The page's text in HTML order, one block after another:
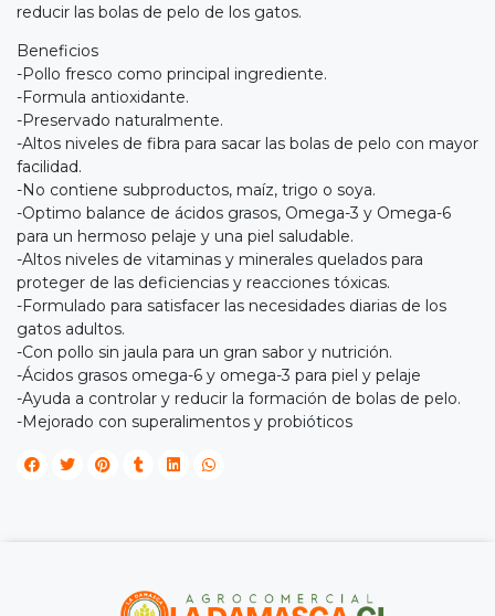
correo
por
JUGAR
reducir las bolas de pelo de los gatos.
Beneficios
-Pollo fresco como principal ingrediente.
-Formula antioxidante.
-Preservado naturalmente.
-Altos niveles de fibra para sacar las bolas de pelo con mayor
facilidad.
-No contiene subproductos, maí­z, trigo o soya.
-Optimo balance de ácidos grasos, Omega-3 y Omega-6
para un hermoso pelaje y una piel saludable.
-Altos niveles de vitaminas y minerales quelados para
proteger de las deficiencias y reacciones tóxicas.
-Formulado para satisfacer las necesidades diarias de los
gatos adultos.
-Con pollo sin jaula para un gran sabor y nutrición.
-Ácidos grasos omega-6 y omega-3 para piel y pelaje
-Ayuda a controlar y reducir la formación de bolas de pelo.
-Mejorado con superalimentos y probióticos